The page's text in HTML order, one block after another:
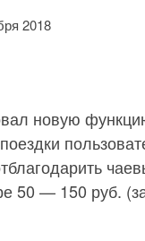
2018
новую
50 — 150 руб.